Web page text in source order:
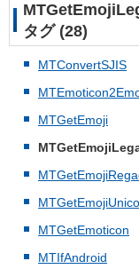
タグ (28)
MTConvertSJIS
MTGetEmoji
MTGetEmoticon
MTIfAndroid